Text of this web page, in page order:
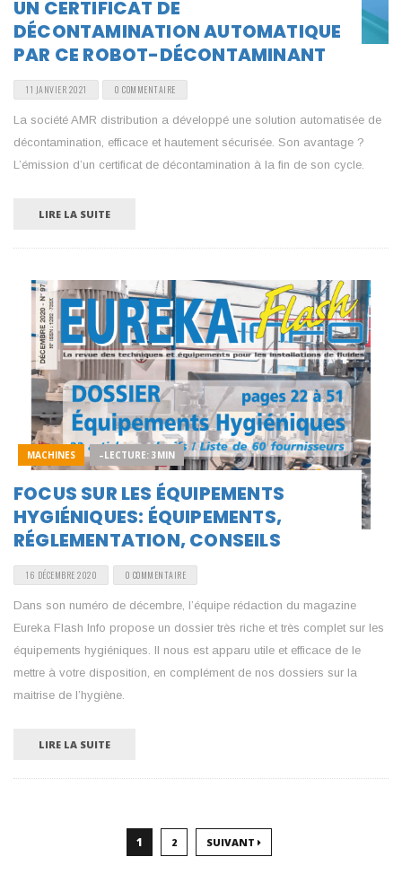
UN CERTIFICAT DE
DÉCONTAMINATION AUTOMATIQUE
PAR CE ROBOT-DÉCONTAMINANT
11 JANVIER 2021 0 COMMENTAIRE
La société AMR distribution a développé une solution automatisée de
décontamination, efficace et hautement sécurisée. Son avantage ?
L’émission d’un certificat de décontamination à la fin de son cycle.
LIRE LA SUITE
MACHINES –LECTURE: 3MIN
FOCUS SUR LES ÉQUIPEMENTS
HYGIÉNIQUES: ÉQUIPEMENTS,
RÉGLEMENTATION, CONSEILS
16 DÉCEMBRE 2020 0 COMMENTAIRE
Dans son numéro de décembre, l’équipe rédaction du magazine
Eureka Flash Info propose un dossier très riche et très complet sur les
équipements hygiéniques. Il nous est apparu utile et efficace de le
mettre à votre disposition, en complément de nos dossiers sur la
maitrise de l’hygiène.
LIRE LA SUITE
1 2 SUIVANT